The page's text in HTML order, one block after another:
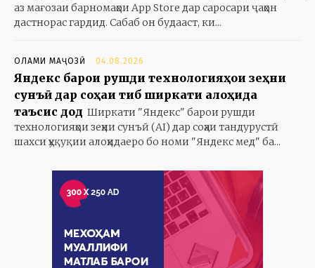
аз мағозаи барномаҳои App Store дар саросари ҷаҳон
дастнорас гардид. Сабаб он будааст, ки...
ОЛАМИ МАҶОЗӢ 04.08.2026
Яндекс барои рушди технологияҳои зеҳни
сунъӣ дар соҳаи тиб ширкати алоҳида
таъсис дод Ширкати "Яндекс" барои рушди
технологияҳои зеҳни сунъӣ (AI) дар соҳаи тандурустӣ
шахси ҳуқуқии алоҳидаеро бо номи "Яндекс мед" ба...